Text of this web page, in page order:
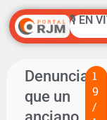
🎙️ EN
Denuncian
que un
1
9
/